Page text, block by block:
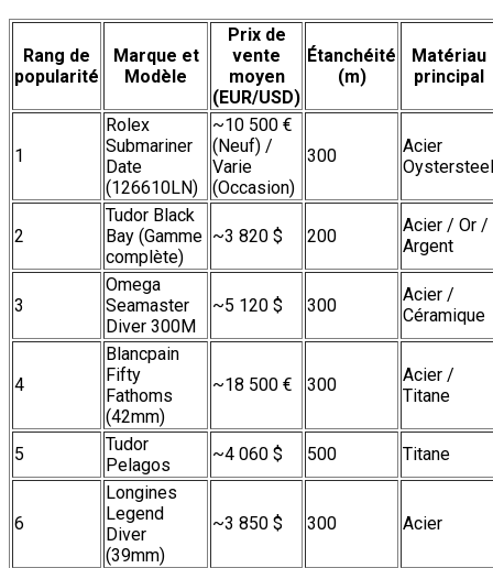
Rang de
popularité
Marque et
Modèle
Prix de
vente
moyen
(EUR/USD)
Étanchéité
(m)
Matériau
principal
1
Rolex
Submariner
Date
(126610LN)
~10 500 €
(Neuf) /
Varie
(Occasion)
300
Acier
Oystersteel
2
Tudor Black
Bay (Gamme
complète)
~3 820 $ 200
Acier / Or /
Argent
3
Omega
Seamaster
Diver 300M
~5 120 $ 300
Acier /
Céramique
4
Blancpain
Fifty
Fathoms
(42mm)
~18 500 € 300
Acier /
Titane
5
Tudor
Pelagos
~4 060 $ 500 Titane
6
Longines
Legend
Diver
(39mm)
~3 850 $ 300 Acier